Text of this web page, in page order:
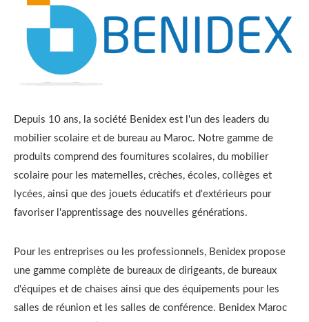
Depuis 10 ans, la société Benidex est l'un des leaders du
mobilier scolaire et de bureau au Maroc. Notre gamme de
produits comprend des fournitures scolaires, du mobilier
scolaire pour les maternelles, crèches, écoles, collèges et
lycées, ainsi que des jouets éducatifs et d'extérieurs pour
favoriser l'apprentissage des nouvelles générations.
Pour les entreprises ou les professionnels, Benidex propose
une gamme complète de bureaux de dirigeants, de bureaux
d'équipes et de chaises ainsi que des équipements pour les
salles de réunion et les salles de conférence. Benidex Maroc